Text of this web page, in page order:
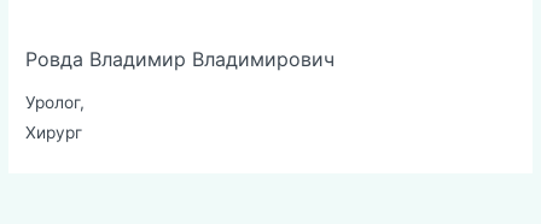
Ровда Владимир Владимирович
Уролог,
Хирург